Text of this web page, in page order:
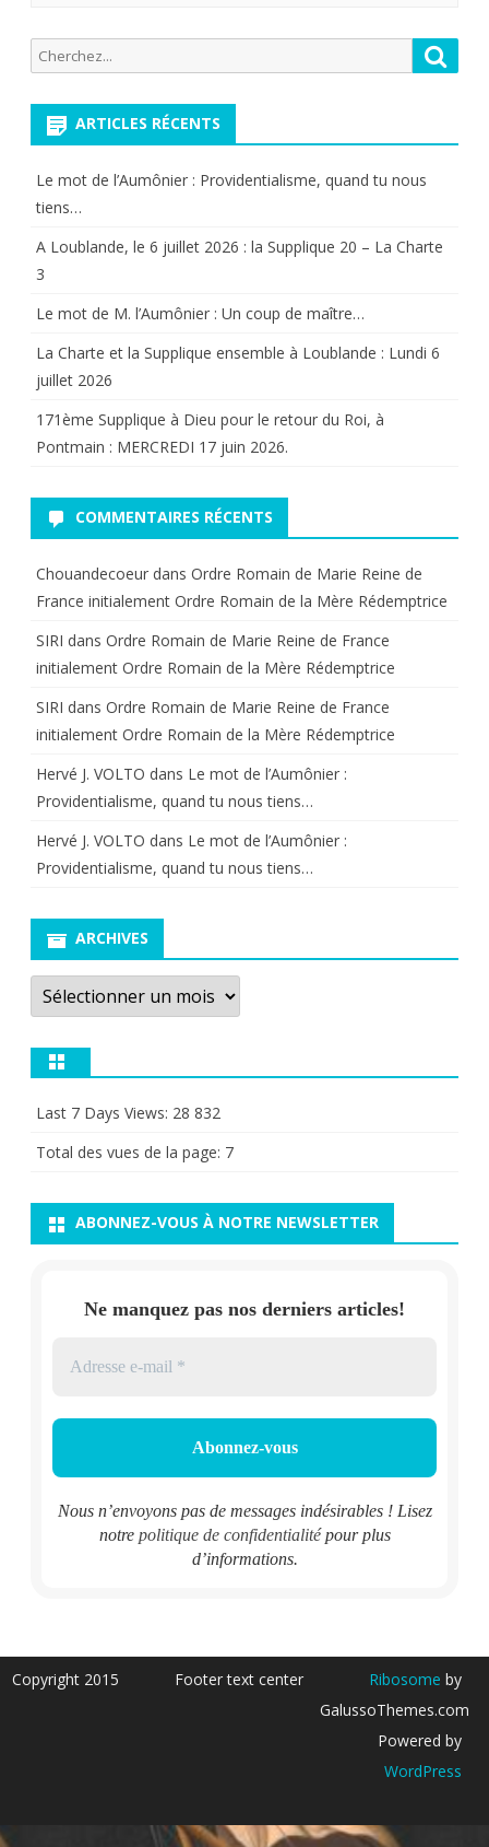
des
Recherche
pour:
ARTICLES RÉCENTS
Le mot de l’Aumônier : Providentialisme, quand tu nous
tiens…
A Loublande, le 6 juillet 2026 : la Supplique 20 – La Charte
3
Le mot de M. l’Aumônier : Un coup de maître…
La Charte et la Supplique ensemble à Loublande : Lundi 6
juillet 2026
171ème Supplique à Dieu pour le retour du Roi, à
Pontmain : MERCREDI 17 juin 2026.
COMMENTAIRES RÉCENTS
Chouandecoeur dans Ordre Romain de Marie Reine de
France initialement Ordre Romain de la Mère Rédemptrice
SIRI dans Ordre Romain de Marie Reine de France
initialement Ordre Romain de la Mère Rédemptrice
SIRI dans Ordre Romain de Marie Reine de France
initialement Ordre Romain de la Mère Rédemptrice
Hervé J. VOLTO dans Le mot de l’Aumônier :
Providentialisme, quand tu nous tiens…
Hervé J. VOLTO dans Le mot de l’Aumônier :
Providentialisme, quand tu nous tiens…
ARCHIVES
Archives
Last 7 Days Views: 28 832
Total des vues de la page: 7
ABONNEZ-VOUS À NOTRE NEWSLETTER
Ne manquez pas nos derniers articles!
Nous n’envoyons pas de messages indésirables ! Lisez
notre politique de confidentialitépour plus
d’informations.
Copyright 2015 Footer text center Ribosome by
GalussoThemes.com
Powered by
WordPress